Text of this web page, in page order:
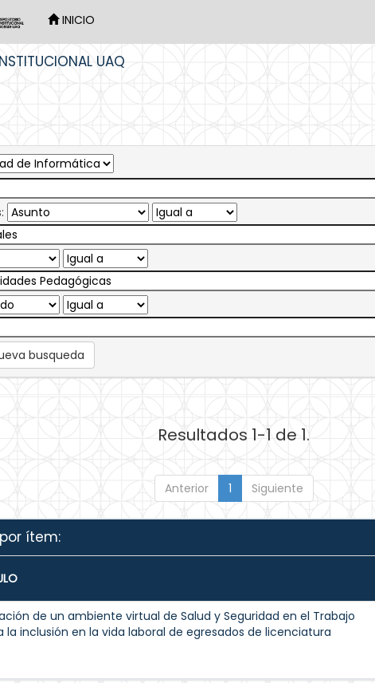
INICIO
UAQ
busqueda
Resultados 1-1 de 1.
Anterior 1 Siguiente
ítem:
de un ambiente virtual de Salud y Seguridad en el Trabajo
la inclusión en la vida laboral de egresados de licenciatura